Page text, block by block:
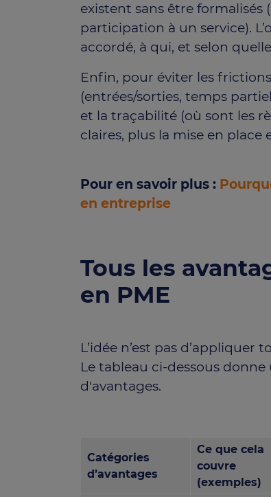
existent sans être formalisés
participation à un service).
accordé, à qui, et selon
Enfin, pour éviter les
(entrées/sorties, temps
et la traçabilité (où sont les
claires, plus la mise en place
Pour en savoir plus :
en entreprise
Tous les
en PME
L’idée n’est pas
Le tableau ci-dessous
d'avantages.
Catégories
d’avantages
Ce que cela
couvre
(exemples)